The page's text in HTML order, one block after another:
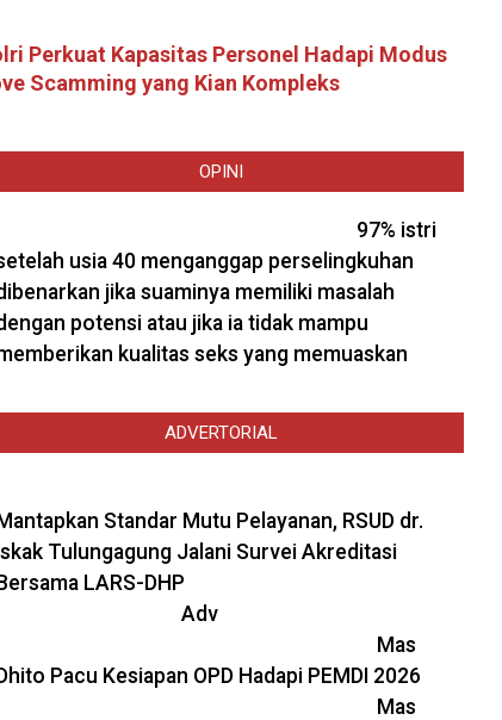
Perkuat Kapasitas Personel Hadapi Modus
Scamming yang Kian Kompleks
OPINI
97% istri
usia 40 menganggap perselingkuhan
jika suaminya memiliki masalah
potensi atau jika ia tidak mampu
kualitas seks yang memuaskan
ADVERTORIAL
Mantapkan Standar Mutu Pelayanan, RSUD dr.
Iskak Tulungagung Jalani Survei Akreditasi
Bersama LARS-DHP
Adv
Mas
Dhito Pacu Kesiapan OPD Hadapi PEMDI 2026
Mas